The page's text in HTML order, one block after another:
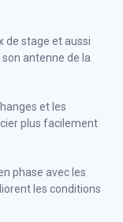
de stage et aussi
son antenne de la
et les
plus facilement
phase avec les
les conditions